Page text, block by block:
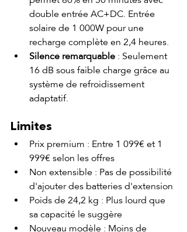
double entrée AC+DC. Entrée
solaire de 1 000W pour une
recharge complète en 2,4 heures.
Silence remarquable : Seulement
16 dB sous faible charge grâce au
système de refroidissement
adaptatif.
Limites
Prix premium : Entre 1 099€ et 1
999€ selon les offres
Non extensible : Pas de possibilité
d'ajouter des batteries d'extension
Poids de 24,2 kg : Plus lourd que
sa capacité le suggère
Nouveau modèle : Moins de